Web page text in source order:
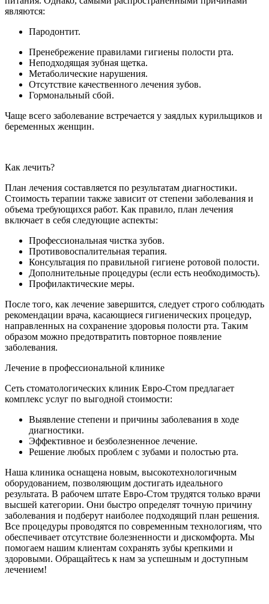
являются:
Пародонтит.
Пренебрежение правилами гигиены полости рта.
Неподходящая зубная щетка.
Метаболические нарушения.
Отсутствие качественного лечения зубов.
Гормональный сбой.
Чаще всего заболевание встречается у заядлых курильщиков и
беременных женщин.
Как лечить?
План лечения составляется по результатам диагностики.
Стоимость терапии также зависит от степени заболевания и
объема требующихся работ. Как правило, план лечения
включает в себя следующие аспекты:
Профессиональная чистка зубов.
Противовоспалительная терапия.
Консультация по правильной гигиене ротовой полости.
Дополнительные процедуры (если есть необходимость).
Профилактические меры.
После того, как лечение завершится, следует строго соблюдать
рекомендации врача, касающиеся гигиенических процедур,
направленных на сохранение здоровья полости рта. Таким
образом можно предотвратить повторное появление
заболевания.
Лечение в профессиональной клинике
Сеть стоматологических клиник Евро-Стом предлагает
комплекс услуг по выгодной стоимости:
Выявление степени и причины заболевания в ходе
диагностики.
Эффективное и безболезненное лечение.
Решение любых проблем с зубами и полостью рта.
Наша клиника оснащена новым, высокотехнологичным
оборудованием, позволяющим достигать идеального
результата. В рабочем штате Евро-Стом трудятся только врачи
высшей категории. Они быстро определят точную причину
заболевания и подберут наиболее подходящий план решения.
Все процедуры проводятся по современным технологиям, что
обеспечивает отсутствие болезненности и дискомфорта. Мы
помогаем нашим клиентам сохранять зубы крепкими и
здоровыми. Обращайтесь к нам за успешным и доступным
лечением!